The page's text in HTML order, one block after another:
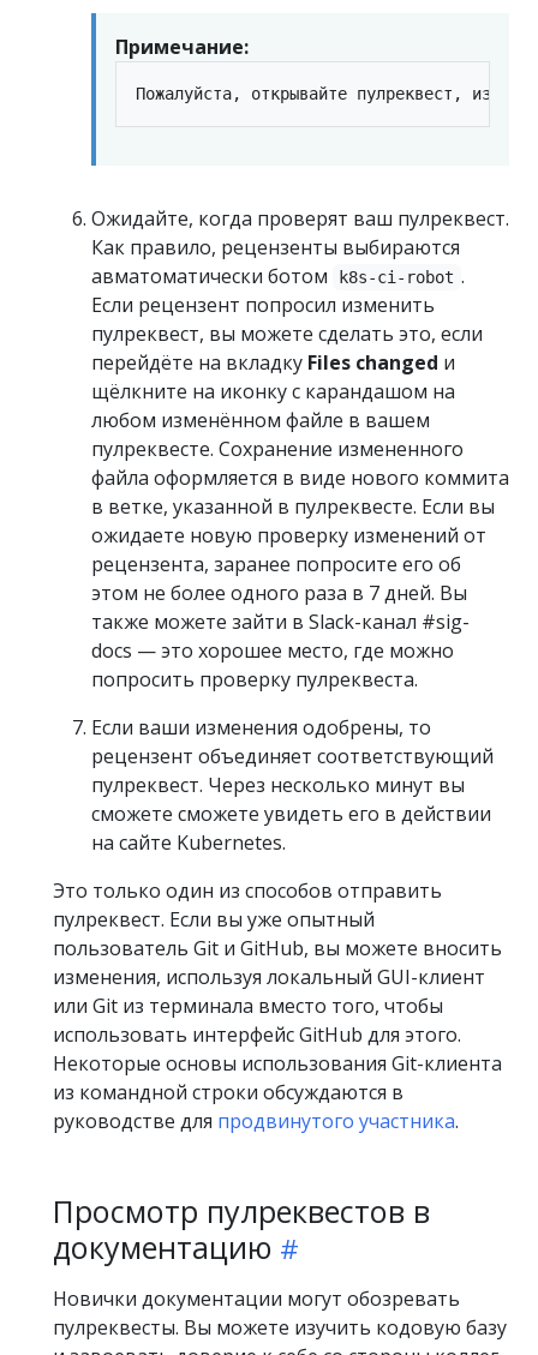
Примечание:
Ожидайте, когда проверят ваш пулреквест.
Как правило, рецензенты выбираются
авматоматически ботом
k8s-ci-robot .
Если рецензент попросил изменить
пулреквест, вы можете сделать это, если
перейдёте на вкладку Files changed и
щёлкните на иконку с карандашом на
любом изменённом файле в вашем
пулреквесте. Сохранение измененного
файла оформляется в виде нового коммита
в ветке, указанной в пулреквесте. Если вы
ожидаете новую проверку изменений от
рецензента, заранее попросите его об
этом не более одного раза в 7 дней. Вы
также можете зайти в Slack-канал #sig-
docs — это хорошее место, где можно
попросить проверку пулреквеста.
Если ваши изменения одобрены, то
рецензент объединяет соответствующий
пулреквест. Через несколько минут вы
сможете сможете увидеть его в действии
на сайте Kubernetes.
Это только один из способов отправить
пулреквест. Если вы уже опытный
пользователь Git и GitHub, вы можете вносить
изменения, используя локальный GUI-клиент
или Git из терминала вместо того, чтобы
использовать интерфейс GitHub для этого.
Некоторые основы использования Git-клиента
из командной строки обсуждаются в
руководстве для продвинутого участника.
Просмотр пулреквестов в
документацию
Новички документации могут обозревать
пулреквесты. Вы можете изучить кодовую базу